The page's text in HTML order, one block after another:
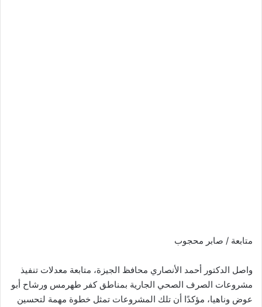
متابعة / صابر محجوب
واصل الدكتور أحمد الأنصاري محافظ الجيزة، متابعة معدلات تنفيذ
مشروعات الصرف الصحي الجارية بمناطق كفر طهرمس ورشاح أبو
عوض وناهيا، مؤكدًا أن تلك المشروعات تمثل خطوة مهمة لتحسين